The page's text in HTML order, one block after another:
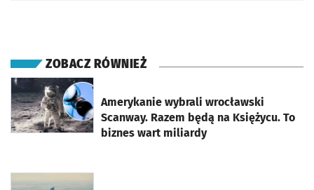
ZOBACZ RÓWNIEŻ
Amerykanie wybrali wrocławski
Scanway. Razem będą na Księżycu. To
biznes wart miliardy
otworzy się w nowej karcie
otworzy się w nowej karcie